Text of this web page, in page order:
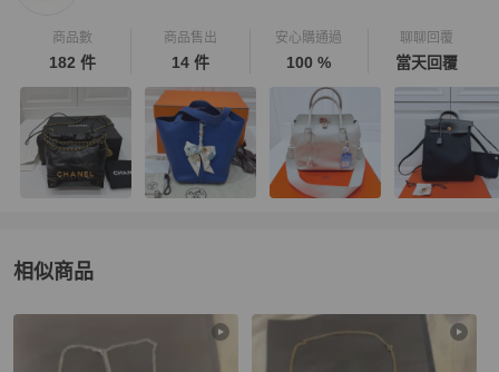
商品數
182 件
商品售出
14 件
安心購通過
100 %
聊聊回覆
當天回覆
相似商品
更多相似Dior女士配件推薦精品